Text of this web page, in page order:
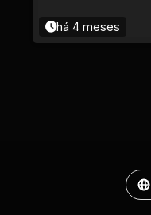
há 4 meses